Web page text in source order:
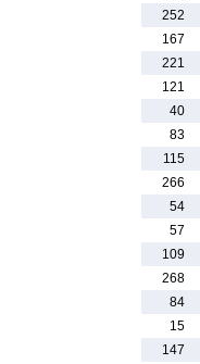
252
167
221
121
40
83
115
266
54
57
109
268
84
15
147